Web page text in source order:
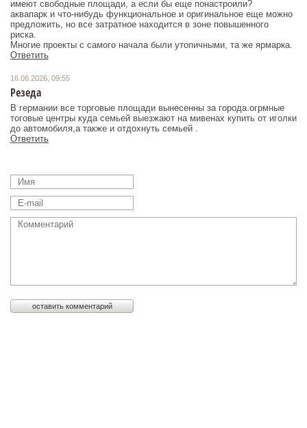
имеют свободные площади, а если бы еще понастроили?
аквапарк и что-нибудь функциональное и оригинальное еще можно
предложить, но все затратное находится в зоне повышенного
риска.
Многие проекты с самого начала были утопичными, та же ярмарка.
Ответить
16.06.2026, 09:55
Резеда
В германии все торговые площади вынесенны за города.огрмные
тоговые центры куда семьей выезжают на мивенах купить от иголки
до автомобиля,а также и отдохнуть семьей .
Ответить